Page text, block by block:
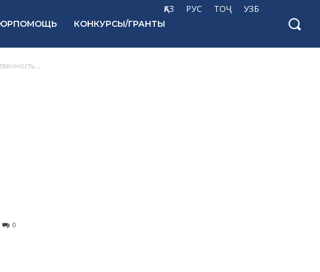
ҚАЗ РУС ТОҶ УЗБ
КОНКУРСЫ/ГРАНТЫ
0